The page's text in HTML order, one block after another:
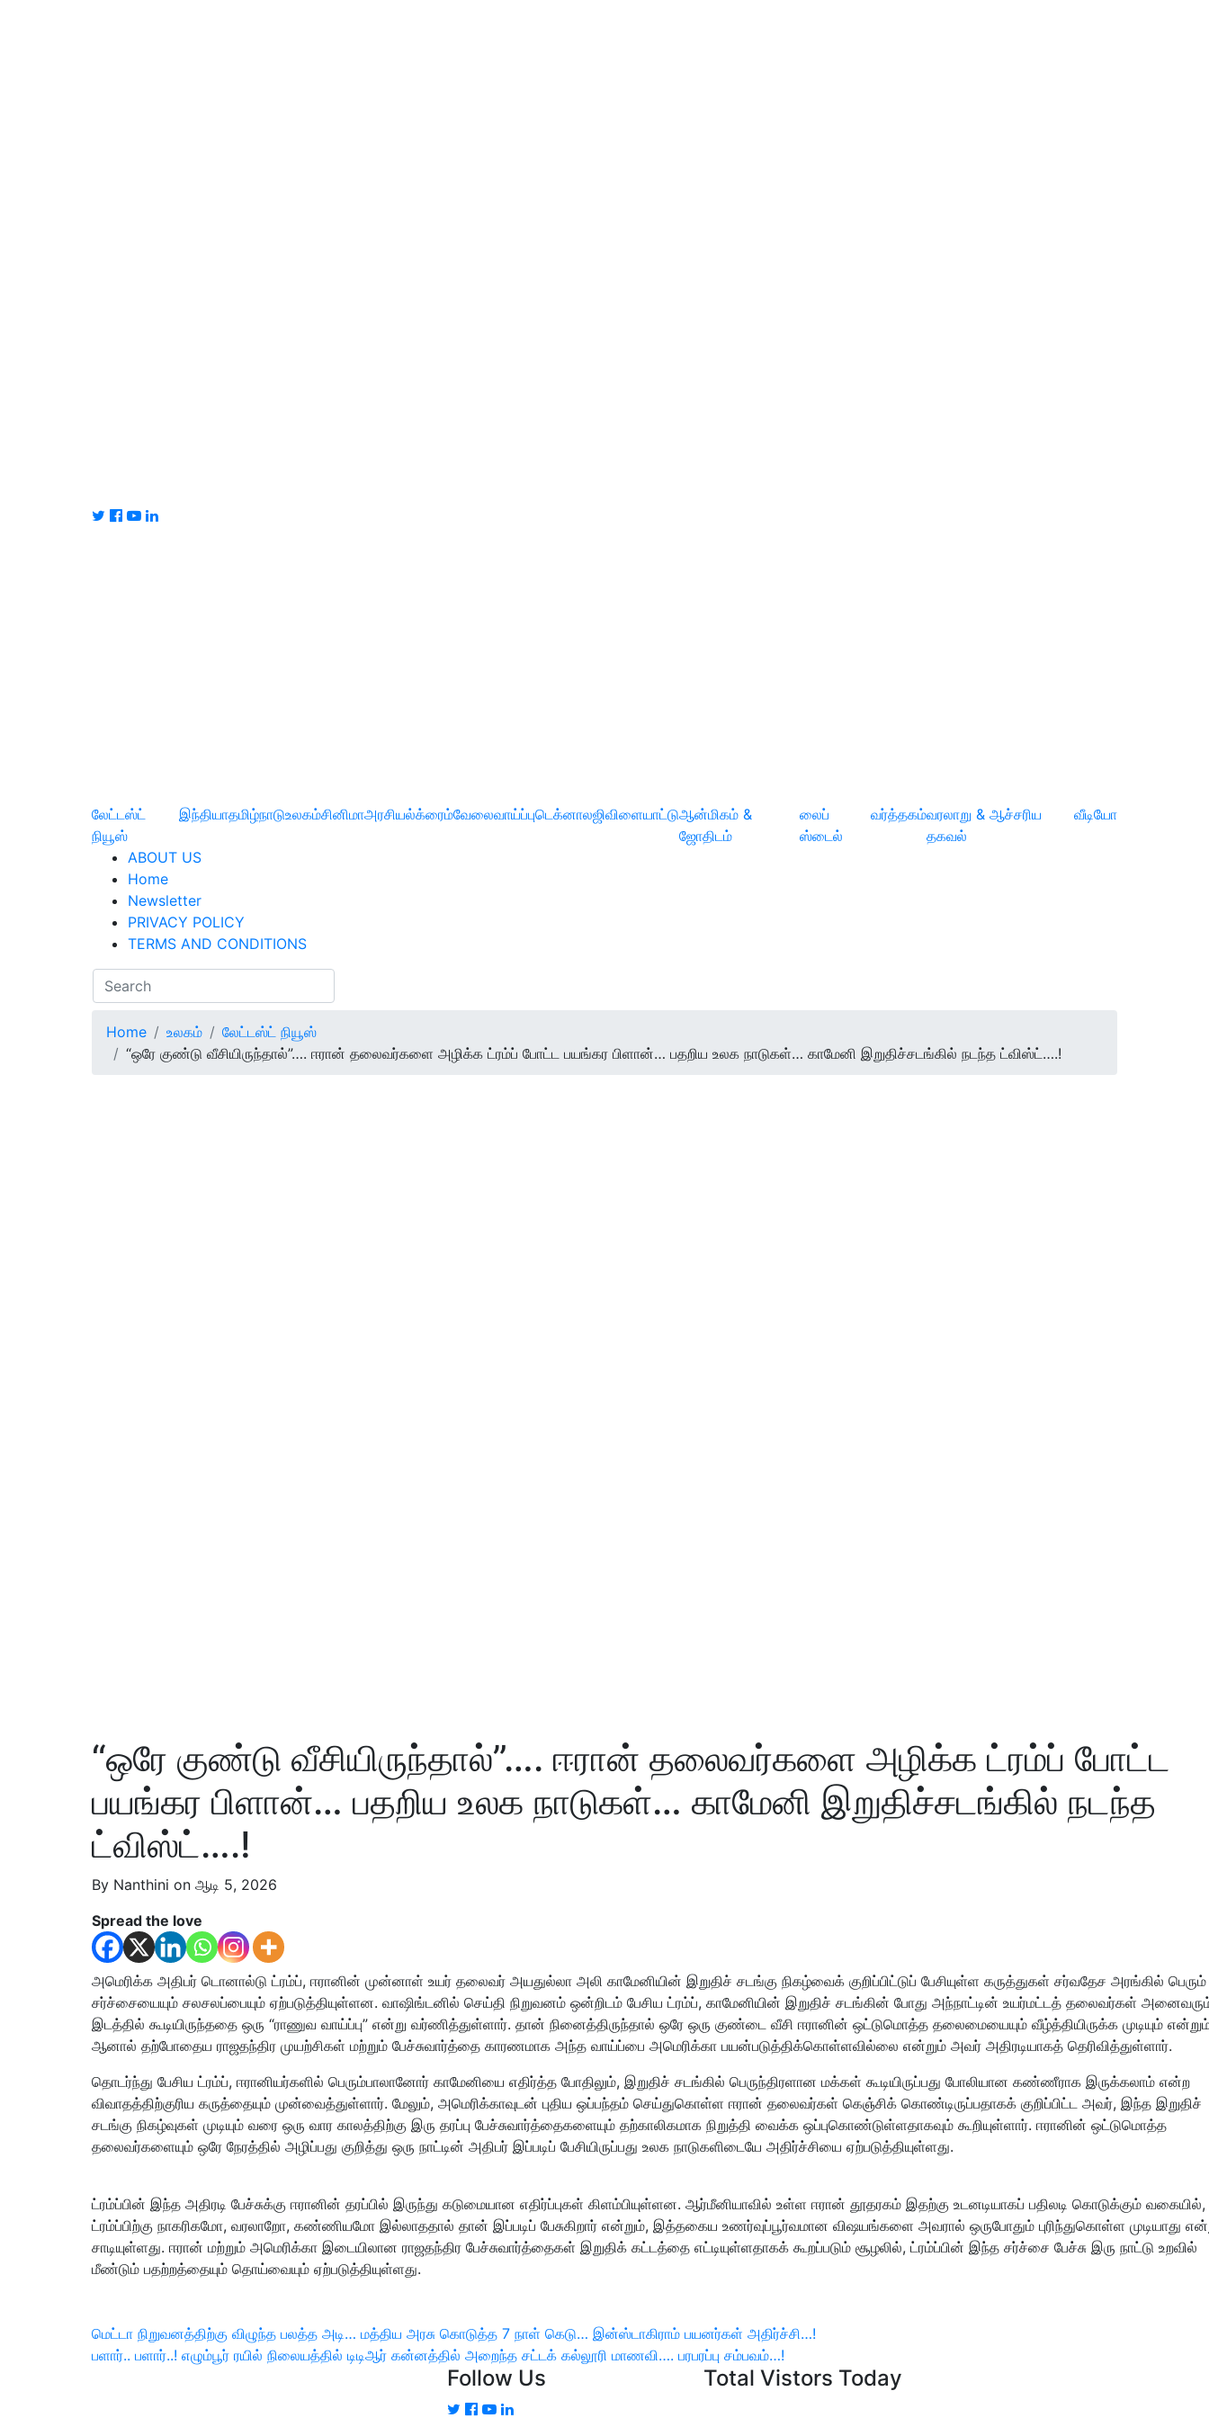
லேட்டஸ்ட்
நியூஸ்
இந்தியாதமிழ்நாடுஉலகம்சினிமாஅரசியல்க்ரைம்வேலைவாய்ப்புடெக்னாலஜிவிளையாட்டுஆன்மிகம் &
ஜோதிடம்
லைப்
ஸ்டைல்
வர்த்தகம்வரலாறு & ஆச்சரிய
தகவல்
வீடியோ
ABOUT US
Home
Newsletter
PRIVACY POLICY
TERMS AND CONDITIONS
Home உலகம்
லேட்டஸ்ட் நியூஸ்
“ஒரே குண்டு வீசியிருந்தால்”…. ஈரான் தலைவர்களை அழிக்க ட்ரம்ப் போட்ட பயங்கர பிளான்… பதறிய உலக நாடுகள்… காமேனி இறுதிச்சடங்கில் நடந்த ட்விஸ்ட்….!
“ஒரே குண்டு வீசியிருந்தால்”…. ஈரான் தலைவர்களை அழிக்க ட்ரம்ப் போட்ட
பயங்கர பிளான்… பதறிய உலக நாடுகள்… காமேனி இறுதிச்சடங்கில் நடந்த
ட்விஸ்ட்….!
By Nanthini on ஆடி 5, 2026
Spread the love
அமெரிக்க அதிபர் டொனால்டு ட்ரம்ப், ஈரானின் முன்னாள் உயர் தலைவர் அயதுல்லா அலி காமேனியின் இறுதிச் சடங்கு நிகழ்வைக் குறிப்பிட்டுப் பேசியுள்ள கருத்துகள் சர்வதேச அரங்கில் பெரும்
சர்ச்சையையும் சலசலப்பையும் ஏற்படுத்தியுள்ளன. வாஷிங்டனில் செய்தி நிறுவனம் ஒன்றிடம் பேசிய ட்ரம்ப், காமேனியின் இறுதிச் சடங்கின் போது அந்நாட்டின் உயர்மட்டத் தலைவர்கள்
இடத்தில் கூடியிருந்ததை ஒரு “ராணுவ வாய்ப்பு” என்று வர்ணித்துள்ளார். தான் நினைத்திருந்தால் ஒரே ஒரு குண்டை வீசி ஈரானின் ஒட்டுமொத்த தலைமையையும் வீழ்த்தியிருக்க முடியும்
ஆனால் தற்போதைய ராஜதந்திர முயற்சிகள் மற்றும் பேச்சுவார்த்தை காரணமாக அந்த வாய்ப்பை அமெரிக்கா பயன்படுத்திக்கொள்ளவில்லை என்றும் அவர் அதிரடியாகத் தெரிவித்துள்ளார்.
தொடர்ந்து பேசிய ட்ரம்ப், ஈரானியர்களில் பெரும்பாலானோர் காமேனியை எதிர்த்த போதிலும், இறுதிச் சடங்கில் பெருந்திரளான மக்கள் கூடியிருப்பது போலியான கண்ணீராக இருக்கலாம் என்ற
விவாதத்திற்குரிய கருத்தையும் முன்வைத்துள்ளார். மேலும், அமெரிக்காவுடன் புதிய ஒப்பந்தம் செய்துகொள்ள ஈரான் தலைவர்கள் கெஞ்சிக் கொண்டிருப்பதாகக் குறிப்பிட்ட அவர், இந்த இறுதிச்
சடங்கு நிகழ்வுகள் முடியும் வரை ஒரு வார காலத்திற்கு இரு தரப்பு பேச்சுவார்த்தைகளையும் தற்காலிகமாக நிறுத்தி வைக்க ஒப்புகொண்டுள்ளதாகவும் கூறியுள்ளார். ஈரானின் ஒட்டுமொத்த
தலைவர்களையும் ஒரே நேரத்தில் அழிப்பது குறித்து ஒரு நாட்டின் அதிபர் இப்படிப் பேசியிருப்பது உலக நாடுகளிடையே அதிர்ச்சியை ஏற்படுத்தியுள்ளது.
ட்ரம்ப்பின் இந்த அதிரடி பேச்சுக்கு ஈரானின் தரப்பில் இருந்து கடுமையான எதிர்ப்புகள் கிளம்பியுள்ளன. ஆர்மீனியாவில் உள்ள ஈரான் தூதரகம் இதற்கு உடனடியாகப் பதிலடி கொடுக்கும் வகையில்,
ட்ரம்ப்பிற்கு நாகரிகமோ, வரலாறோ, கண்ணியமோ இல்லாததால் தான் இப்படிப் பேசுகிறார் என்றும், இத்தகைய உணர்வுப்பூர்வமான விஷயங்களை அவரால் ஒருபோதும் புரிந்துகொள்ள முடியாது
சாடியுள்ளது. ஈரான் மற்றும் அமெரிக்கா இடையிலான ராஜதந்திர பேச்சுவார்த்தைகள் இறுதிக் கட்டத்தை எட்டியுள்ளதாகக் கூறப்படும் சூழலில், ட்ரம்ப்பின் இந்த சர்ச்சை பேச்சு இரு நாட்டு உறவில்
மீண்டும் பதற்றத்தையும் தொய்வையும் ஏற்படுத்தியுள்ளது.
இடுகை
பட்டியல்
Previous
மெட்டா நிறுவனத்திற்கு விழுந்த பலத்த அடி… மத்திய அரசு கொடுத்த 7 நாள் கெடு… இன்ஸ்டாகிராம் பயனர்கள் அதிர்ச்சி…!
Next
பளார்.. பளார்..! எழும்பூர் ரயில் நிலையத்தில் டிடிஆர் கன்னத்தில் அறைந்த சட்டக் கல்லூரி மாணவி…. பரபரப்பு சம்பவம்…!
Follow Us Total Vistors Today